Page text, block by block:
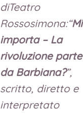
diTeatro
Rossosimona:“Mi
importa – La
rivoluzione parte
da Barbiana?”,
scritto, diretto e
interpretato